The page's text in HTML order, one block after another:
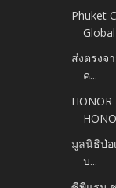
Phuket
ส่งตรงจ
ค...
มูลนิธิป่อ
บ...